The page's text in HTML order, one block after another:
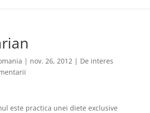
| nov. 26, 2012| De interes
este practica unei diete exclusive